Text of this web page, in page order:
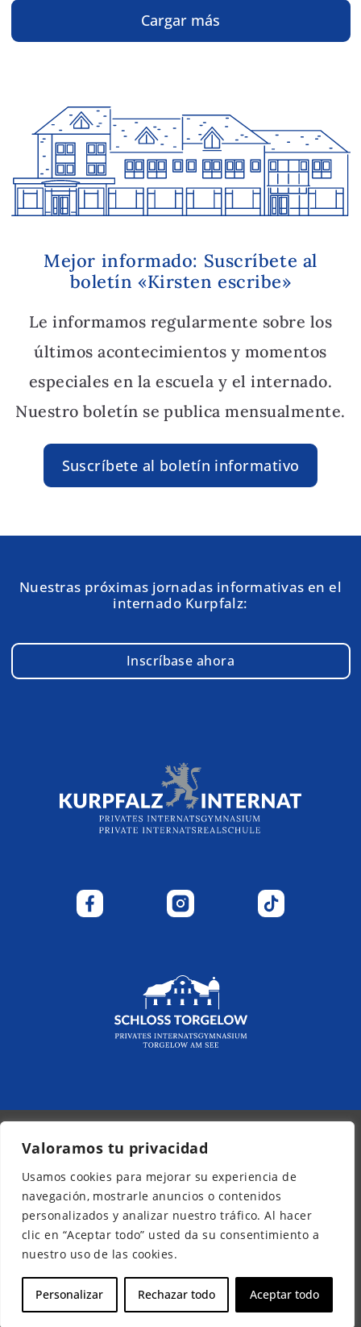
Valoramos tu privacidad
Usamos cookies para mejorar su experiencia de
navegación, mostrarle anuncios o contenidos
personalizados y analizar nuestro tráfico. Al hacer
clic en “Aceptar todo” usted da su consentimiento a
nuestro uso de las cookies.
Personalizar Rechazar todo Aceptar todo
Cargar más
Mejor informado: Suscríbete al
boletín «Kirsten escribe»
Le informamos regularmente sobre los
últimos acontecimientos y momentos
especiales en la escuela y el internado.
Nuestro boletín se publica mensualmente.
Suscríbete al boletín informativo
Nuestras próximas jornadas informativas en el
internado Kurpfalz:
Inscríbase ahora
© 2026 - Kurpfalz-Internat
Boletín informativo
Aviso legal
Protección de datos
Accesibilidad
ES